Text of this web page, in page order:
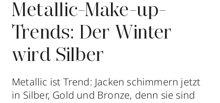
Über YBPN
Aktionen
Storefinder
Metallic-Make-up-
Trends: Der Winter
wird Silber
Metallic ist Trend: Jacken schimmern jetzt
in Silber, Gold und Bronze, denn sie sind